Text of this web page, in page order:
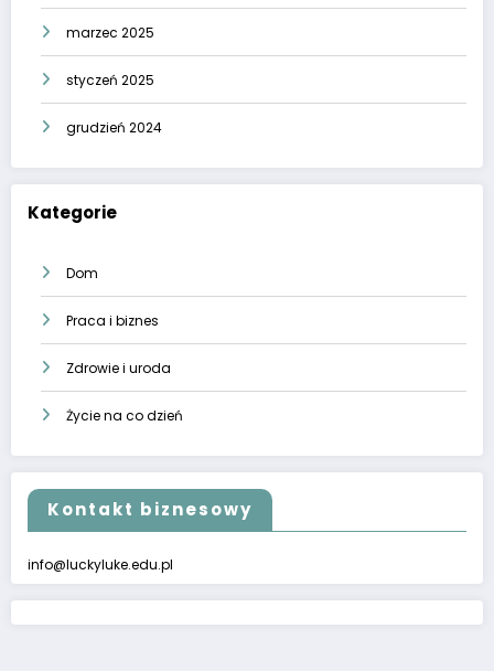
marzec 2025
styczeń 2025
grudzień 2024
Kategorie
Dom
Praca i biznes
Zdrowie i uroda
Życie na co dzień
Kontakt biznesowy
info@luckyluke.edu.pl